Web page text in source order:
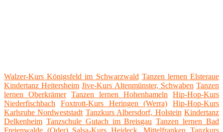
Walzer-Kurs Königsfeld im Schwarzwald Tanzen lernen Elsteraue
Kindertanz Heitersheim Jive-Kurs Altenmünster, Schwaben Tanzen
lernen Oberkrämer Tanzen lernen Hohenhameln
Hip-Hop-Kurs
Niederfischbach
Foxtrott-Kurs Heringen (Werra)
Hip-Hop-Kurs
Karlsruhe Nordweststadt Tanzkurs Albersdorf, Holstein Kindertanz
Delkenheim Tanzschule Gutach im Breisgau Tanzen lernen Bad